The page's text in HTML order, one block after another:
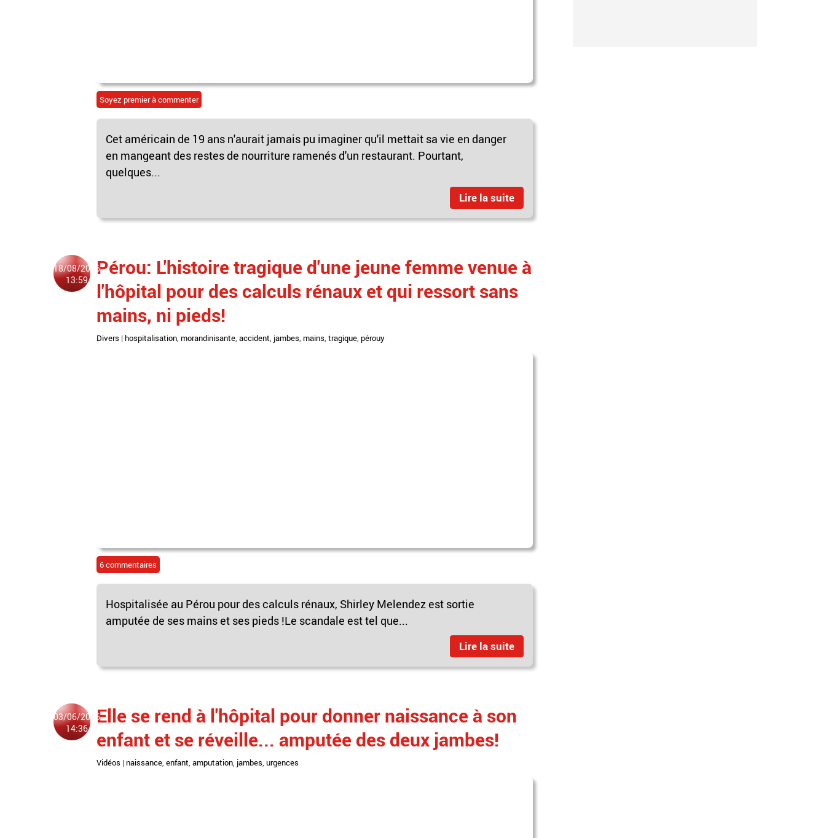
Soyez premier à commenter
Cet américain de 19 ans n'aurait jamais pu imaginer qu'il mettait sa vie en danger
en mangeant des restes de nourriture ramenés d'un restaurant. Pourtant,
quelques...
Lire la suite
18/08/2016
13:59
Pérou: L'histoire tragique d'une jeune femme venue à
l'hôpital pour des calculs rénaux et qui ressort sans
mains, ni pieds!
Divers | hospitalisation morandinisante accident jambes mains tragique pérouy
6 commentaires
Hospitalisée au Pérou pour des calculs rénaux, Shirley Melendez est sortie
amputée de ses mains et ses pieds !Le scandale est tel que...
Lire la suite
03/06/2016
14:36
Elle se rend à l'hôpital pour donner naissance à son
enfant et se réveille... amputée des deux jambes!
Vidéos | naissance, enfant, amputation, jambes, urgences